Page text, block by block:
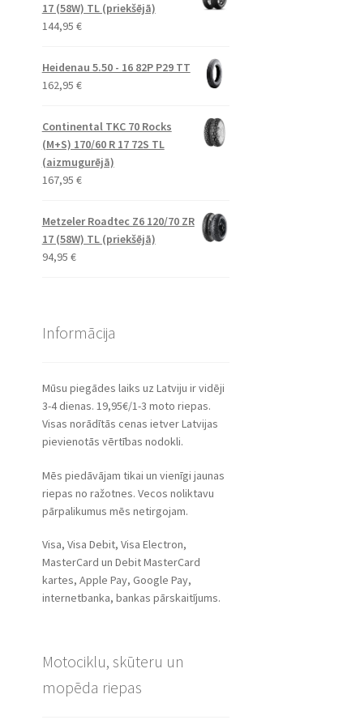
17 (58W) TL (priekšējā)
144,95 €
Heidenau 5.50 - 16 82P P29 TT
162,95 €
Continental TKC 70 Rocks
(M+S) 170/60 R 17 72S TL
(aizmugurējā)
167,95 €
Metzeler Roadtec Z6 120/70 ZR
17 (58W) TL (priekšējā)
94,95 €
Informācija
Mūsu piegādes laiks uz Latviju ir vidēji
3-4 dienas. 19,95€/1-3 moto riepas.
Visas norādītās cenas ietver Latvijas
pievienotās vērtības nodokli.
Mēs piedāvājam tikai un vienīgi jaunas
riepas no ražotnes. Vecos noliktavu
pārpalikumus mēs netirgojam.
Visa, Visa Debit, Visa Electron,
MasterCard un Debit MasterCard
kartes, Apple Pay, Google Pay,
internetbanka, bankas pārskaitījums.
Motociklu, skūteru un
mopēda riepas